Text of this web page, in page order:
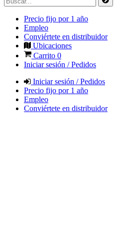
Precio fijo por 1 año
Empleo
Conviértete en distribuidor
Ubicaciones
Carrito 0
Iniciar sesión / Pedidos
Iniciar sesión / Pedidos
Precio fijo por 1 año
Empleo
Conviértete en distribuidor